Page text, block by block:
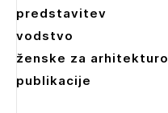
predstavitev
vodstvo
ženske za arhitekturo
publikacije